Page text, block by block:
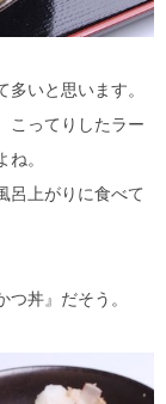
いと思います。
こってりしたラー
。
呂上がりに食べて
丼』だそう。